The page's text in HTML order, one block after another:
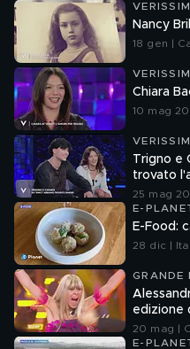
Nancy
18 gen |
Chiara
10 mag
Trigno e
trovato
25 mag
E-
E-Food:
28 dic |
GRANDE
edizione
20 mag |
E-